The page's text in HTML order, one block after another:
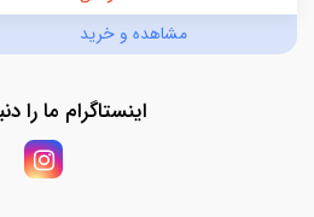
مشاهده و خرید
اینستاگرام ما را